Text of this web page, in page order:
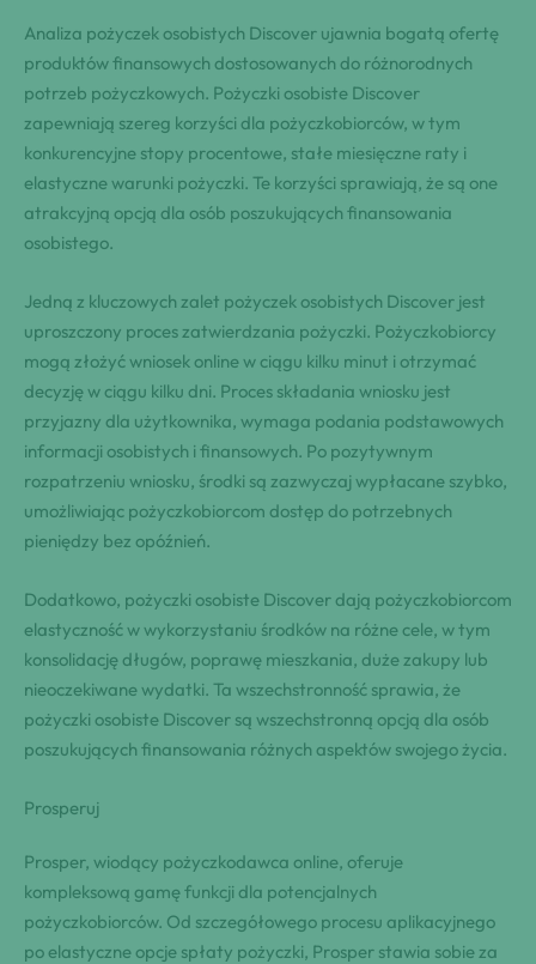
Analiza pożyczek osobistych Discover ujawnia bogatą ofertę
produktów finansowych dostosowanych do różnorodnych
potrzeb pożyczkowych. Pożyczki osobiste Discover
zapewniają szereg korzyści dla pożyczkobiorców, w tym
konkurencyjne stopy procentowe, stałe miesięczne raty i
elastyczne warunki pożyczki. Te korzyści sprawiają, że są one
atrakcyjną opcją dla osób poszukujących finansowania
osobistego.
Jedną z kluczowych zalet pożyczek osobistych Discover jest
uproszczony proces zatwierdzania pożyczki. Pożyczkobiorcy
mogą złożyć wniosek online w ciągu kilku minut i otrzymać
decyzję w ciągu kilku dni. Proces składania wniosku jest
przyjazny dla użytkownika, wymaga podania podstawowych
informacji osobistych i finansowych. Po pozytywnym
rozpatrzeniu wniosku, środki są zazwyczaj wypłacane szybko,
umożliwiając pożyczkobiorcom dostęp do potrzebnych
pieniędzy bez opóźnień.
Dodatkowo, pożyczki osobiste Discover dają pożyczkobiorcom
elastyczność w wykorzystaniu środków na różne cele, w tym
konsolidację długów, poprawę mieszkania, duże zakupy lub
nieoczekiwane wydatki. Ta wszechstronność sprawia, że
pożyczki osobiste Discover są wszechstronną opcją dla osób
poszukujących finansowania różnych aspektów swojego życia.
Prosperuj
Prosper, wiodący pożyczkodawca online, oferuje
kompleksową gamę funkcji dla potencjalnych
pożyczkobiorców. Od szczegółowego procesu aplikacyjnego
po elastyczne opcje spłaty pożyczki, Prosper stawia sobie za